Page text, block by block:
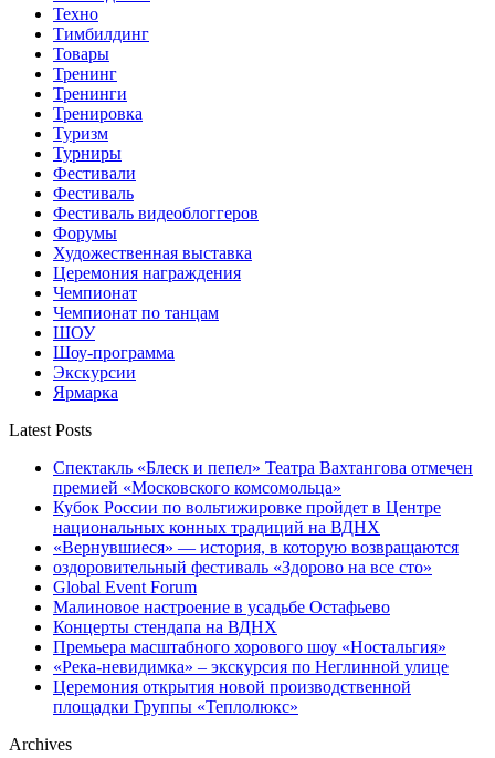
Техно
Тимбилдинг
Товары
Тренинг
Тренинги
Тренировка
Туризм
Турниры
Фестивали
Фестиваль
Фестиваль видеоблоггеров
Форумы
Художественная выставка
Церемония награждения
Чемпионат
Чемпионат по танцам
ШОУ
Шоу-программа
Экскурсии
Ярмарка
Latest Posts
Спектакль «Блеск и пепел» Театра Вахтангова отмечен
премией «Московского комсомольца»
Кубок России по вольтижировке пройдет в Центре
национальных конных традиций на ВДНХ
«Вернувшиеся» — история, в которую возвращаются
оздоровительный фестиваль «Здорово на все сто»
Global Event Forum
Малиновое настроение в усадьбе Остафьево
Концерты стендапа на ВДНХ
Премьера масштабного хорового шоу «Ностальгия»
«Река-невидимка» – экскурсия по Неглинной улице
Церемония открытия новой производственной
площадки Группы «Теплолюкс»
Archives